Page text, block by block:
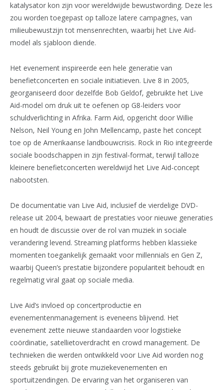
katalysator kon zijn voor wereldwijde bewustwording. Deze les
zou worden toegepast op talloze latere campagnes, van
milieubewustzijn tot mensenrechten, waarbij het Live Aid-
model als sjabloon diende.
Het evenement inspireerde een hele generatie van
benefietconcerten en sociale initiatieven. Live 8 in 2005,
georganiseerd door dezelfde Bob Geldof, gebruikte het Live
Aid-model om druk uit te oefenen op G8-leiders voor
schuldverlichting in Afrika. Farm Aid, opgericht door Willie
Nelson, Neil Young en John Mellencamp, paste het concept
toe op de Amerikaanse landbouwcrisis. Rock in Rio integreerde
sociale boodschappen in zijn festival-format, terwijl talloze
kleinere benefietconcerten wereldwijd het Live Aid-concept
nabootsten.
De documentatie van Live Aid, inclusief de vierdelige DVD-
release uit 2004, bewaart de prestaties voor nieuwe generaties
en houdt de discussie over de rol van muziek in sociale
verandering levend. Streaming platforms hebben klassieke
momenten toegankelijk gemaakt voor millennials en Gen Z,
waarbij Queen’s prestatie bijzondere populariteit behoudt en
regelmatig viral gaat op sociale media.
Live Aid’s invloed op concertproductie en
evenementenmanagement is eveneens blijvend. Het
evenement zette nieuwe standaarden voor logistieke
coördinatie, satellietoverdracht en crowd management. De
technieken die werden ontwikkeld voor Live Aid worden nog
steeds gebruikt bij grote muziekevenementen en
sportuitzendingen. De ervaring van het organiseren van